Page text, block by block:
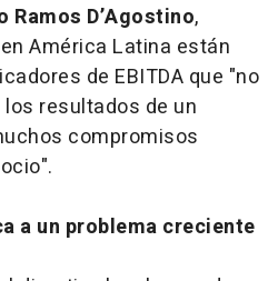
Ramos D’Agostino,
América Latina están
de EBITDA que "no
resultados de un
compromisos
a un problema creciente